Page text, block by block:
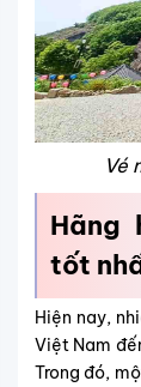
Vé
Hãng
tốt
Hiện nay,
Việt Nam
Trong đó,